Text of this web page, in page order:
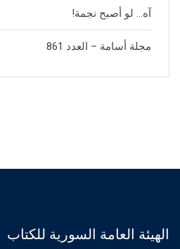
آه… لو أصبح نجمة!
مجلة أسامة – العدد 861
الهيئة العامة السورية للكتاب